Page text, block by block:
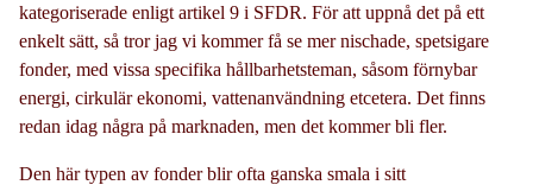
kategoriserade enligt artikel 9 i SFDR. För att uppnå det på ett
enkelt sätt, så tror jag vi kommer få se mer nischade, spetsigare
fonder, med vissa specifika hållbarhetsteman, såsom förnybar
energi, cirkulär ekonomi, vattenanvändning etcetera. Det finns
redan idag några på marknaden, men det kommer bli fler.
Den här typen av fonder blir ofta ganska smala i sitt